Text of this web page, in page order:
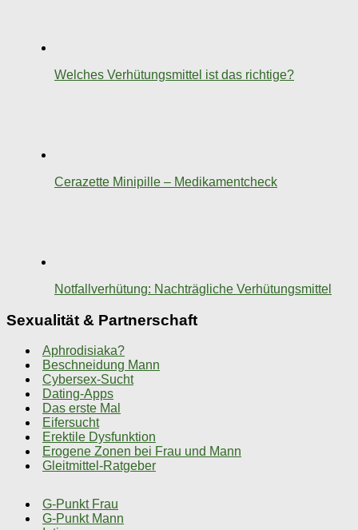
Welches Verhütungsmittel ist das richtige?
Cerazette Minipille – Medikamentcheck
Notfallverhütung: Nachträgliche Verhütungsmittel
Sexualität & Partnerschaft
Aphrodisiaka?
Beschneidung Mann
Cybersex-Sucht
Dating-Apps
Das erste Mal
Eifersucht
Erektile Dysfunktion
Erogene Zonen bei Frau und Mann
Gleitmittel-Ratgeber
G-Punkt Frau
G-Punkt Mann